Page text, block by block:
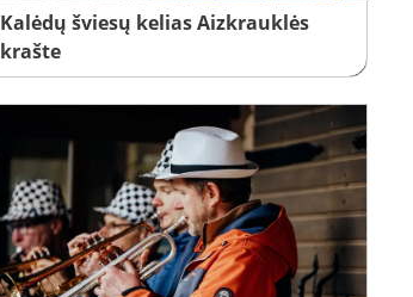
Kalėdų šviesų kelias Aizkrauklės
krašte